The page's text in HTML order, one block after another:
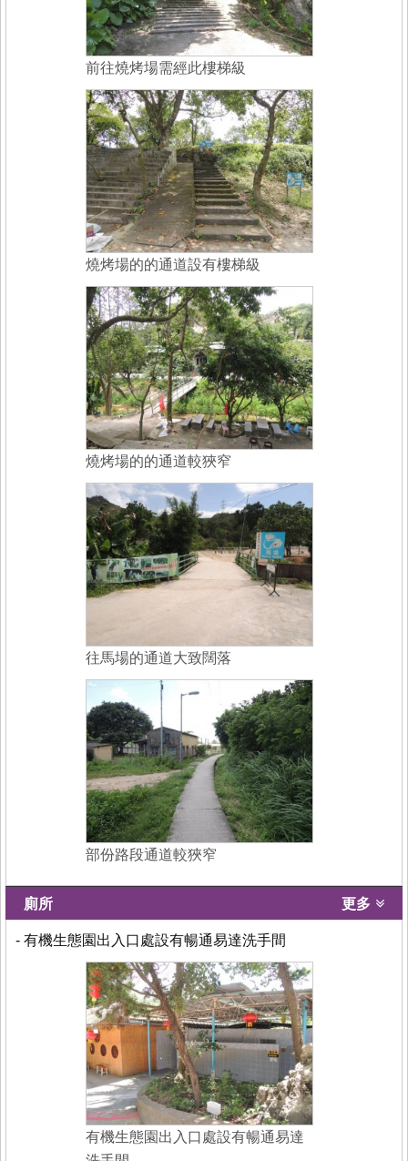
前往燒烤場需經此樓梯級
燒烤場的的通道設有樓梯級
燒烤場的的通道較狹窄
往馬場的通道大致闊落
部份路段通道較狹窄
廁所 更多
- 有機生態園出入口處設有暢通易達洗手間
有機生態園出入口處設有暢通易達